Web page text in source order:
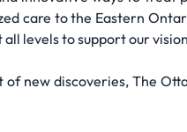
care to the Eastern
levels to support our
new discoveries, The